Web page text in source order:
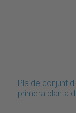
Pla de conjunt
primera planta